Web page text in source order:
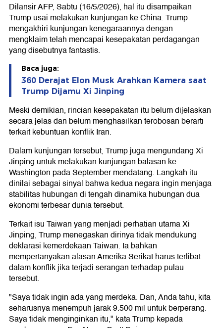
Dilansir AFP, Sabtu (16/5/2026), hal itu disampaikan
Trump usai melakukan kunjungan ke China. Trump
mengakhiri kunjungan kenegaraannya dengan
mengklaim telah mencapai kesepakatan perdagangan
yang disebutnya fantastis.
Baca juga:
360 Derajat Elon Musk Arahkan Kamera saat
Trump Dijamu Xi Jinping
Meski demikian, rincian kesepakatan itu belum dijelaskan
secara jelas dan belum menghasilkan terobosan berarti
terkait kebuntuan konflik Iran.
Dalam kunjungan tersebut, Trump juga mengundang Xi
Jinping untuk melakukan kunjungan balasan ke
Washington pada September mendatang. Langkah itu
dinilai sebagai sinyal bahwa kedua negara ingin menjaga
stabilitas hubungan di tengah dinamika hubungan dua
ekonomi terbesar dunia tersebut.
Terkait isu Taiwan yang menjadi perhatian utama Xi
Jinping, Trump menegaskan dirinya tidak mendukung
deklarasi kemerdekaan Taiwan. Ia bahkan
mempertanyakan alasan Amerika Serikat harus terlibat
dalam konflik jika terjadi serangan terhadap pulau
tersebut.
"Saya tidak ingin ada yang merdeka. Dan, Anda tahu, kita
seharusnya menempuh jarak 9.500 mil untuk berperang.
Saya tidak menginginkan itu," kata Trump kepada